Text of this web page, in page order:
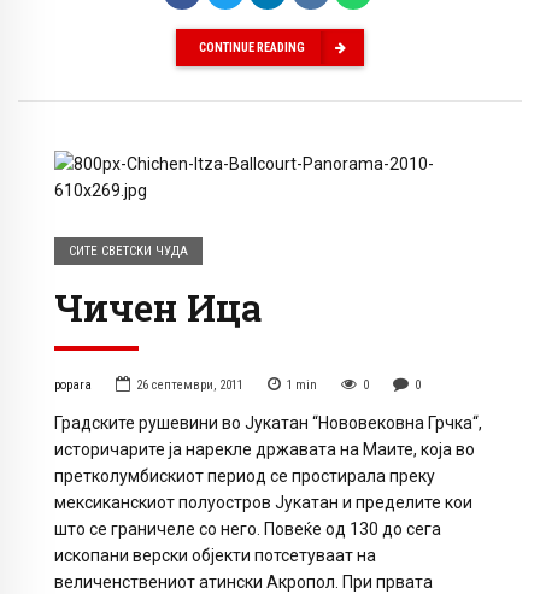
CONTINUE READING
СИТЕ СВЕТСКИ ЧУДА
Чичен Ица
popara 26 септември, 2011 1 min 0 0
Градските рушевини во Јукатан “Нововековна Грчка“,
историчарите ја нарекле државата на Маите, која во
претколумбискиот период се простирала преку
мексиканскиот полуостров Јукатан и пределите кои
што се граничеле со него. Повеќе од 130 до сега
ископани верски објекти потсетуваат на
величенствениот атински Акропол. При првата